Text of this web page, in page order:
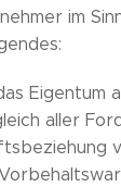
im
Eigentum
aller